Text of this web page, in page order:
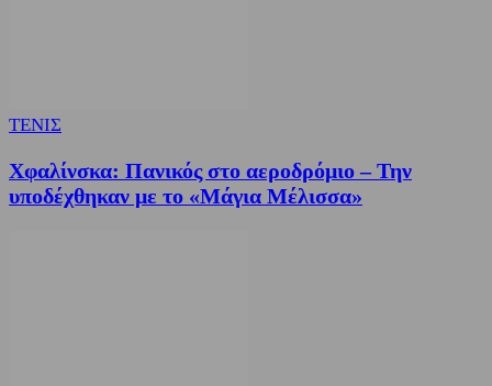
ΤΕΝΙΣ
Χφαλίνσκα: Πανικός στο αεροδρόμιο – Την
υποδέχθηκαν με το «Μάγια Μέλισσα»